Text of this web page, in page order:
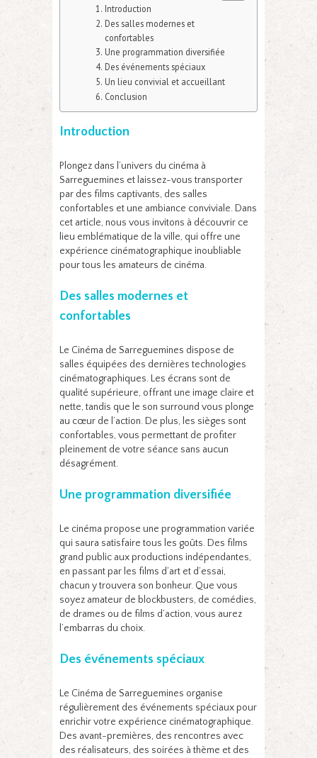
Introduction
Des salles modernes et
confortables
Une programmation diversifiée
Des événements spéciaux
Un lieu convivial et accueillant
Conclusion
Introduction
Plongez dans l’univers du cinéma à
Sarreguemines et laissez-vous transporter
par des films captivants, des salles
confortables et une ambiance conviviale. Dans
cet article, nous vous invitons à découvrir ce
lieu emblématique de la ville, qui offre une
expérience cinématographique inoubliable
pour tous les amateurs de cinéma.
Des salles modernes et
confortables
Le Cinéma de Sarreguemines dispose de
salles équipées des dernières technologies
cinématographiques. Les écrans sont de
qualité supérieure, offrant une image claire et
nette, tandis que le son surround vous plonge
au cœur de l’action. De plus, les sièges sont
confortables, vous permettant de profiter
pleinement de votre séance sans aucun
désagrément.
Une programmation diversifiée
Le cinéma propose une programmation variée
qui saura satisfaire tous les goûts. Des films
grand public aux productions indépendantes,
en passant par les films d’art et d’essai,
chacun y trouvera son bonheur. Que vous
soyez amateur de blockbusters, de comédies,
de drames ou de films d’action, vous aurez
l’embarras du choix.
Des événements spéciaux
Le Cinéma de Sarreguemines organise
régulièrement des événements spéciaux pour
enrichir votre expérience cinématographique.
Des avant-premières, des rencontres avec
des réalisateurs, des soirées à thème et des